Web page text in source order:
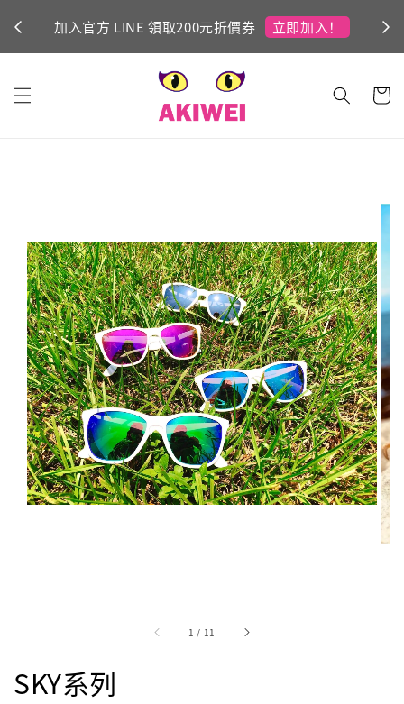
加入官方 LINE 領取200元折價券 立即加入！
1 / 11
SKY系列